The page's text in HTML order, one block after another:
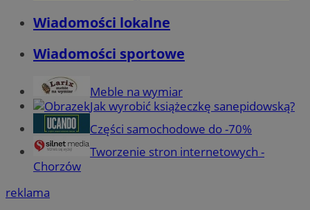
Wiadomości lokalne
Wiadomości sportowe
Meble na wymiar
Jak wyrobić książeczkę sanepidowską?
Części samochodowe do -70%
Tworzenie stron internetowych -
Chorzów
reklama